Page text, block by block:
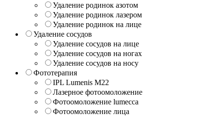
Удаление родинок азотом
Удаление родинок лазером
Удаление родинок на лице
Удаление сосудов
Удаление сосудов на лице
Удаление сосудов на ногах
Удаление сосудов на носу
Фототерапия
IPL Lumenis M22
Лазерное фотоомоложение
Фотоомоложение lumecca
Фотоомоложение лица